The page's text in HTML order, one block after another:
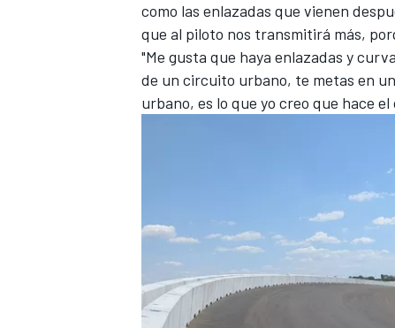
como las enlazadas que vienen
que al piloto nos transmitirá más,
"Me gusta que haya enlazadas y
de un circuito urbano, te metas en
urbano, es lo que yo creo que hace